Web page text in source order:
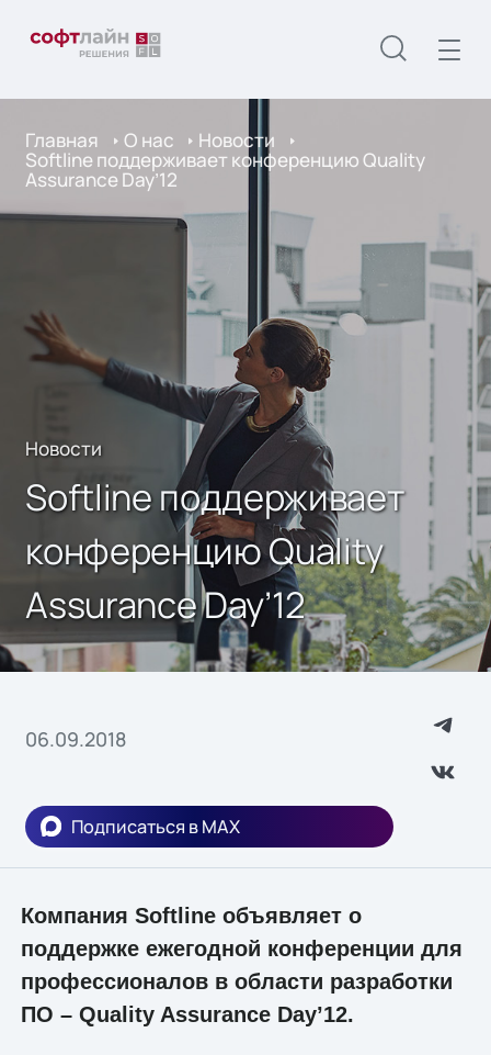
Главная О нас Новости
Softline поддерживает конференцию Quality
Assurance Day’12
Новости
Softline поддерживает
конференцию Quality
Assurance Day’12
06.09.2018
Подписаться в MAX
Компания Softline объявляет о
поддержке ежегодной конференции для
профессионалов в области разработки
ПО – Quality Assurance Day’12.